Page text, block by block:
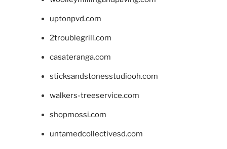
uptonpvd.com
2troublegrill.com
casateranga.com
sticksandstonesstudiooh.com
walkers-treeservice.com
shopmossi.com
untamedcollectivesd.com